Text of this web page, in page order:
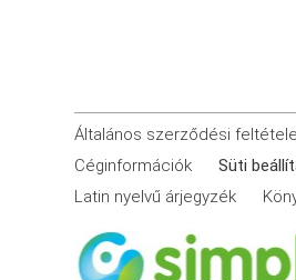
Általános szerződési
Céginformációk
Süti
Latin nyelvű árjegyzék